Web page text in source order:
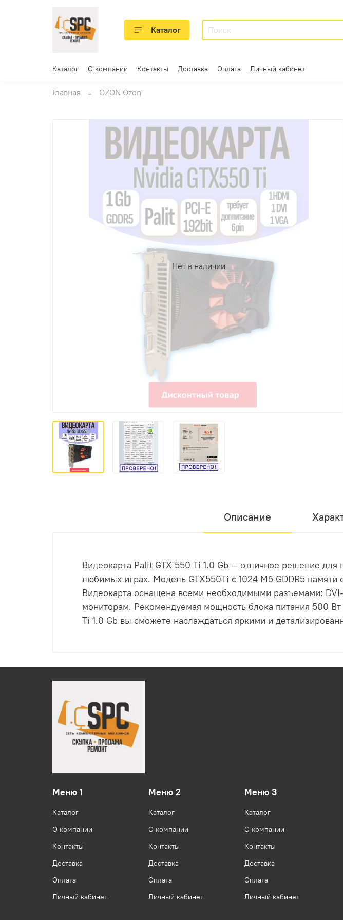
Каталог
Каталог О компании Контакты Доставка Оплата Личный кабинет
Главная OZON Ozon
Нет в наличии
Описание
Видеокарта Palit GTX 550 Ti 1.0 Gb — отличное решение
любимых играх. Модель GTX550Ti с 1024 Мб GDDR5 памяти
Видеокарта оснащена всеми необходимыми разъемами:
мониторам. Рекомендуемая мощность блока питания 500
Ti 1.0 Gb вы сможете наслаждаться яркими и
Меню 1
Каталог
О компании
Контакты
Доставка
Оплата
Личный кабинет
Меню 2
Каталог
О компании
Контакты
Доставка
Оплата
Личный кабинет
Меню 3
Каталог
О компании
Контакты
Доставка
Оплата
Личный кабинет